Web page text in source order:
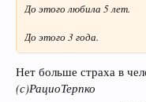
До этого любила 5 лет.
До этого 3 года.
Нет больше страха в
(с)РациоТерпко